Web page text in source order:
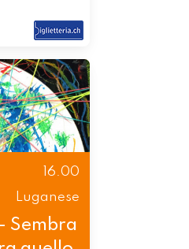
16.00
Luganese
Sembra